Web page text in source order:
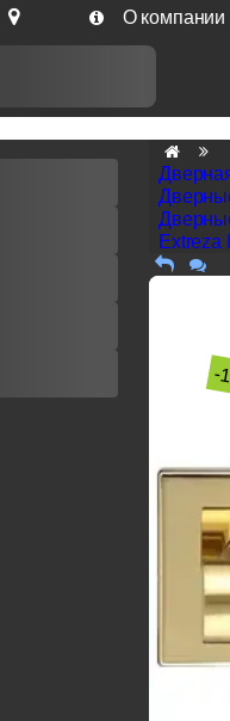
О компании
7% при заказе от
Extreza
-